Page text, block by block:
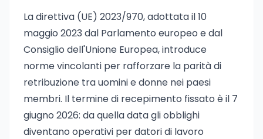
La direttiva (UE) 2023/970, adottata il 10
maggio 2023 dal Parlamento europeo e dal
Consiglio dell'Unione Europea, introduce
norme vincolanti per rafforzare la parità di
retribuzione tra uomini e donne nei paesi
membri. Il termine di recepimento fissato è il 7
giugno 2026: da quella data gli obblighi
diventano operativi per datori di lavoro